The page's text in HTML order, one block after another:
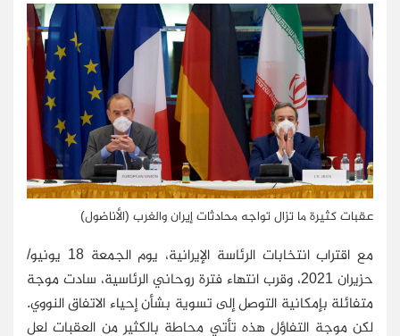
عقبات كثيرة ما تزال تواجه محادثات إيران والغرب (الأناضول)
مع اقتراب انتخابات الرئاسة الإيرانية، يوم الجمعة 18 يونيو/
حزيران 2021، وقرب انتهاء فترة روحاني الرئاسية، سادت موجة
متفائلة بإمكانية التوصل إلى تسوية بشأن إحياء الاتفاق النووي.
لكن موجة التفاؤل هذه تأتي محاطة بالكثير من العقبات لعل